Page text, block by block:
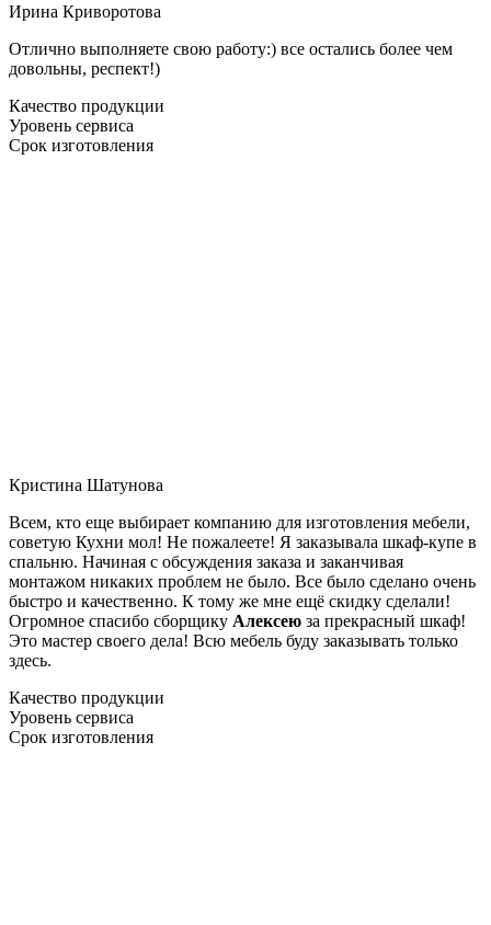
Ирина Криворотова
Отлично выполняете свою работу:) все остались более чем
довольны, респект!)
Качество продукции
Уровень сервиса
Срок изготовления
Кристина Шатунова
Всем, кто еще выбирает компанию для изготовления мебели,
советую Кухни мол! Не пожалеете! Я заказывала шкаф-купе в
спальню. Начиная с обсуждения заказа и заканчивая
монтажом никаких проблем не было. Все было сделано очень
быстро и качественно. К тому же мне ещё скидку сделали!
Огромное спасибо сборщику Алексею за прекрасный шкаф!
Это мастер своего дела! Всю мебель буду заказывать только
здесь.
Качество продукции
Уровень сервиса
Срок изготовления